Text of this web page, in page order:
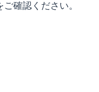
ご確認ください。